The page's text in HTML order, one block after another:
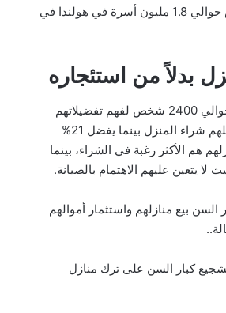
نشرته جريدة “فاينينشال داخبلاد”، يعيش حوالي 1.8 مليون أسرة في هولندا في
بدلاً من استئجاره
وفي سياق هذه الأبحاث، أجرى البنك الهولندي المركزي استطلاعا حديثا شمل حوالي 2400 شخص لفهم تفضيلاتهم
فيما يتعلق بالإسكان. وفي حال تساوت الأسعار، أبدى 56% من المشاركين تفضيلهم شراء المنزل بينما يفضل 21%
عن 45 عاما ويستأجرون منازلهم هم الأكثر رغبة في الشراء، بينما
يتعين عليهم الاهتمام بالصيانة.
بيع منازلهم واستثمار أموالهم
كبار السن على ترك منازل